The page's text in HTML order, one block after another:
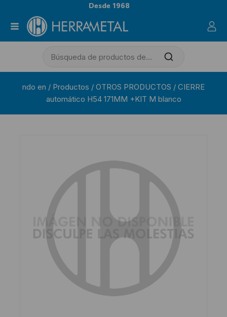
Desde 1968
ndo en / Productos / OTROS PRODUCTOS / CIERRE
automático H54 171MM +KIT M blanco